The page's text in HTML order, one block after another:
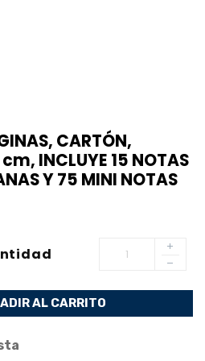
CARTÓN,
INCLUYE 15 NOTAS
Y 75 MINI NOTAS
AL CARRITO